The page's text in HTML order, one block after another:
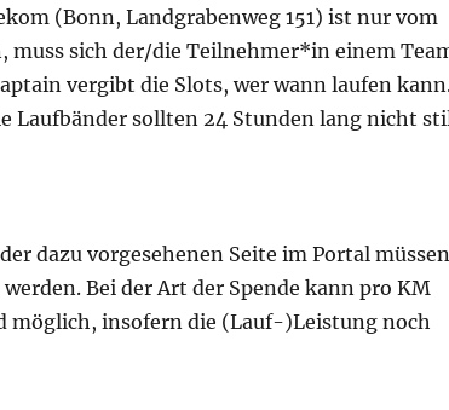
(Bonn, Landgrabenweg 151) ist nur vom
muss sich der/die Teilnehmer*in einem
vergibt die Slots, wer wann laufen
Laufbänder sollten 24 Stunden lang nicht
dazu vorgesehenen Seite im Portal müssen
Bei der Art der Spende kann pro KM
möglich, insofern die (Lauf-)Leistung noch